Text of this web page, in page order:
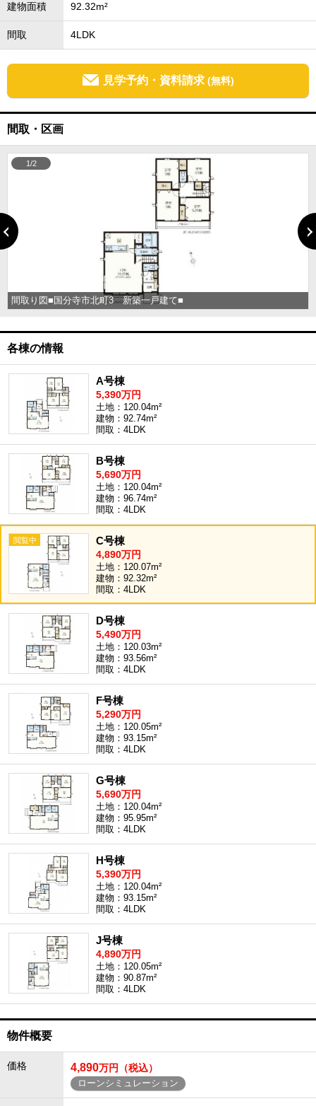
建物面積 92.32m²
間取 4LDK
見学予約・資料請求 (無料)
間取・区画
間取り図■国分寺市北町3 新築一戸建て■
1/2
各棟の情報
A号棟
5,390万円
土地：120.04m²
建物：92.74m²
間取：4LDK
B号棟
5,690万円
土地：120.04m²
建物：96.74m²
間取：4LDK
C号棟
4,890万円
土地：120.07m²
建物：92.32m²
間取：4LDK
D号棟
5,490万円
土地：120.03m²
建物：93.56m²
間取：4LDK
F号棟
5,290万円
土地：120.05m²
建物：93.15m²
間取：4LDK
G号棟
5,690万円
土地：120.04m²
建物：95.95m²
間取：4LDK
H号棟
5,390万円
土地：120.04m²
建物：93.15m²
間取：4LDK
J号棟
4,890万円
土地：120.05m²
建物：90.87m²
間取：4LDK
物件概要
価格 4,890万円（税込）
ローンシミュレーション